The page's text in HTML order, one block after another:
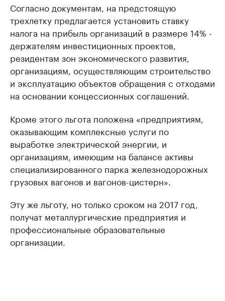
Согласно документам, на предстоящую
трехлетку предлагается установить ставку
налога на прибыль организаций в размере 14% -
держателям инвестиционных проектов,
резидентам зон экономического развития,
организациям, осуществляющим строительство
и эксплуатацию объектов обращения с отходами
на основании концессионных соглашений.
Кроме этого льгота положена «предприятиям,
оказывающим комплексные услуги по
выработке электрической энергии, и
организациям, имеющим на балансе активы
специализированного парка железнодорожных
грузовых вагонов и вагонов-цистерн».
Эту же льготу, но только сроком на 2017 год,
получат металлургические предприятия и
профессиональные образовательные
организации.